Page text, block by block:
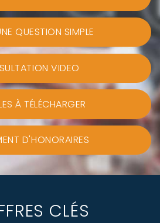
QUESTION SIMPLE
VIDEO
À TÉLÉCHARGER
D'HONORAIRES
CLÉS